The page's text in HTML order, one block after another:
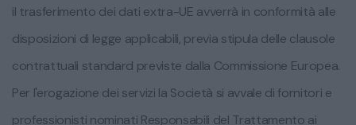
il trasferimento dei dati extra-UE avverrà in conformità alle
disposizioni di legge applicabili, previa stipula delle clausole
contrattuali standard previste dalla Commissione Europea.
Per l'erogazione dei servizi la Società si avvale di fornitori e
professionisti nominati Responsabili del Trattamento ai